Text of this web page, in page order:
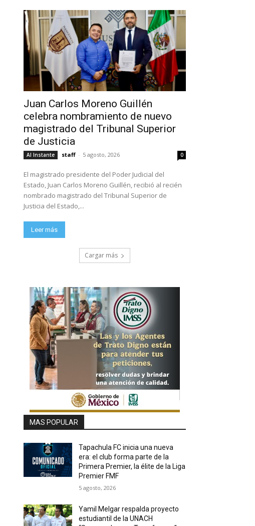
Juan Carlos Moreno Guillén
celebra nombramiento de nuevo
magistrado del Tribunal Superior
de Justicia
Al Instante staff - 5 agosto, 2026 0
El magistrado presidente del Poder Judicial del
Estado, Juan Carlos Moreno Guillén, recibió al recién
nombrado magistrado del Tribunal Superior de
Justicia del Estado,...
Leer más
Cargar más
MAS POPULAR
Tapachula FC inicia una nueva
era: el club forma parte de la
Primera Premier, la élite de la Liga
Premier FMF
5 agosto, 2026
Yamil Melgar respalda proyecto
estudiantil de la UNACH